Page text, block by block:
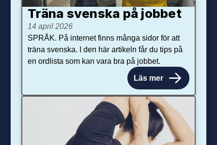
Träna svenska på jobbet
14 april 2026
SPRÅK. På internet finns många sidor för att
träna svenska. I den här artikeln får du tips på
en ordlista som kan vara bra på jobbet.
Läs mer